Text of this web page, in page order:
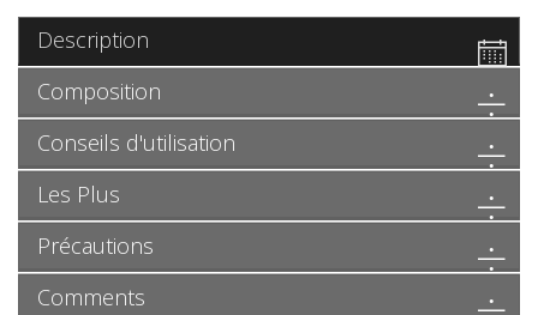
Description
Composition
Conseils d'utilisation
Les Plus
Précautions
Comments